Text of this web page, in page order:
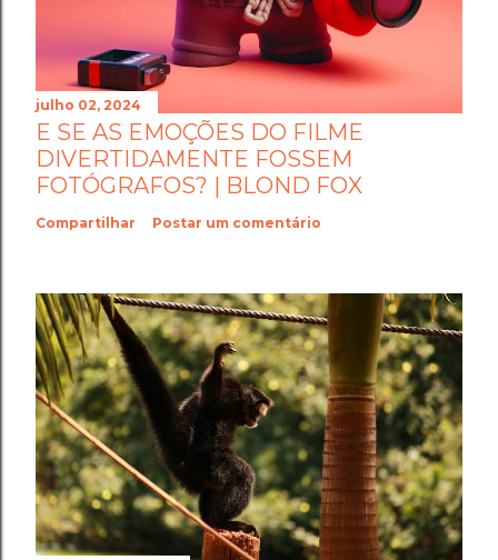
julho 02, 2024
E SE AS EMOÇÕES DO FILME
DIVERTIDAMENTE FOSSEM
FOTÓGRAFOS? | BLOND FOX
Compartilhar Postar um comentário